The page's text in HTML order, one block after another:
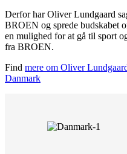
Derfor har Oliver Lundgaard
BROEN og sprede budskabet
en mulighed for at gå til sport
fra BROEN.
Find mere om Oliver
Danmark